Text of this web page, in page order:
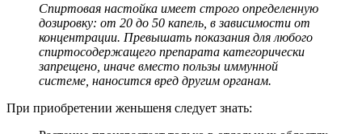
Спиртовая настойка имеет строго определенную
дозировку: от 20 до 50 капель, в зависимости от
концентрации. Превышать показания для любого
спиртосодержащего препарата категорически
запрещено, иначе вместо пользы иммунной
системе, наносится вред другим органам.
При приобретении женьшеня следует знать: